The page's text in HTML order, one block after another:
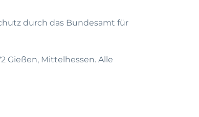
durch das Bundesamt für
Gießen, Mittelhessen. Alle